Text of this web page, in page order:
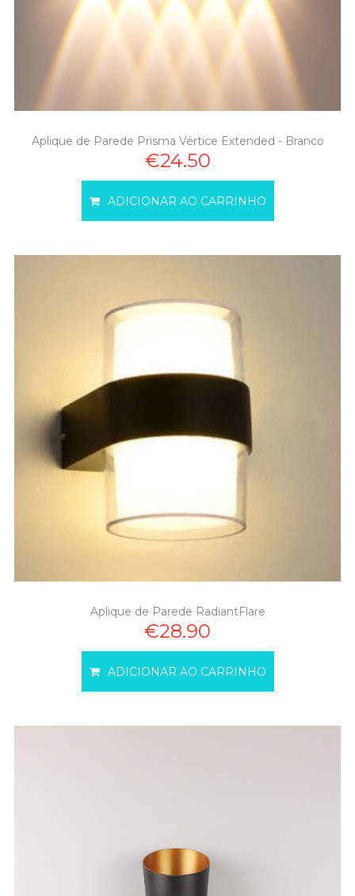
Aplique de Parede Prisma Vértice Extended - Branco
€24.50
ADICIONAR AO CARRINHO
Aplique de Parede RadiantFlare
€28.90
ADICIONAR AO CARRINHO